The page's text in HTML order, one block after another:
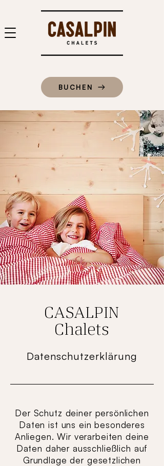
BUCHEN
CASALPIN
Chalets​
Datenschutzerklärung
Der Schutz deiner persönlichen
Daten ist uns ein besonderes
Anliegen. Wir verarbeiten deine
Daten daher ausschließlich auf
Grundlage der gesetzlichen